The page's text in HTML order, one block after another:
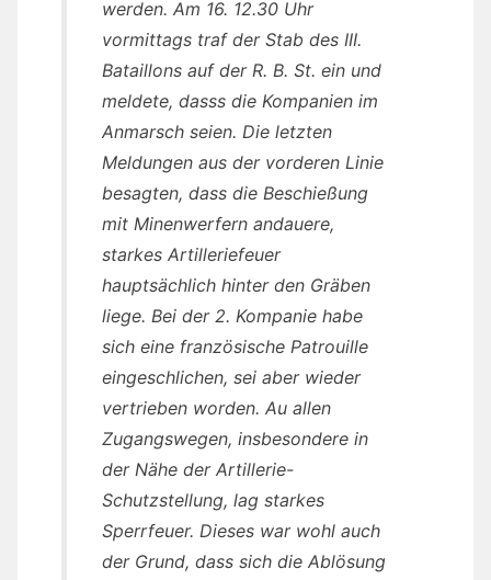
werden. Am 16. 12.30 Uhr
vormittags traf der Stab des III.
Bataillons auf der R. B. St. ein und
meldete, dasss die Kompanien im
Anmarsch seien. Die letzten
Meldungen aus der vorderen Linie
besagten, dass die Beschießung
mit Minenwerfern andauere,
starkes Artilleriefeuer
hauptsächlich hinter den Gräben
liege. Bei der 2. Kompanie habe
sich eine französische Patrouille
eingeschlichen, sei aber wieder
vertrieben worden. Au allen
Zugangswegen, insbesondere in
der Nähe der Artillerie-
Schutzstellung, lag starkes
Sperrfeuer. Dieses war wohl auch
der Grund, dass sich die Ablösung